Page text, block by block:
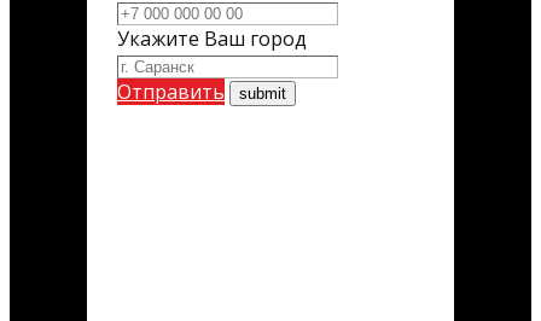
Укажите Ваш город
Отправить